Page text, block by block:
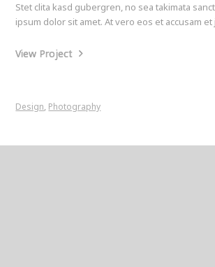
Stet clita kasd gubergren, no sea takimata
ipsum dolor sit amet. At vero eos et accusam
View Project
Design, Photography